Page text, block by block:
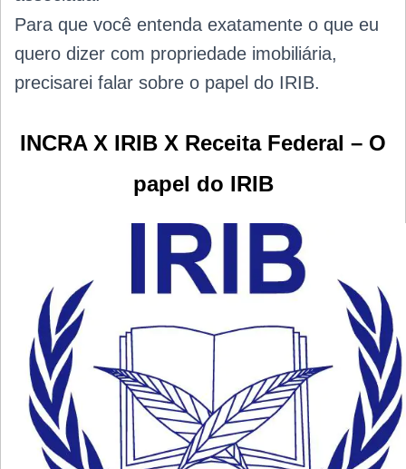
Para que você entenda exatamente o que eu
quero dizer com propriedade imobiliária,
precisarei falar sobre o papel do IRIB.
INCRA X IRIB X Receita Federal – O
papel do IRIB